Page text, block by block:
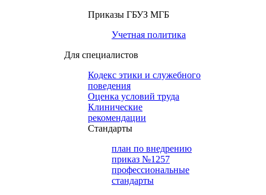
Приказы ГБУЗ МГБ
Учетная политика
Для специалистов
Кодекс этики и служебного
поведения
Оценка условий труда
Клинические
рекомендации
Cтандарты
план по внедрению
приказ №1257
профессиональные
стандарты